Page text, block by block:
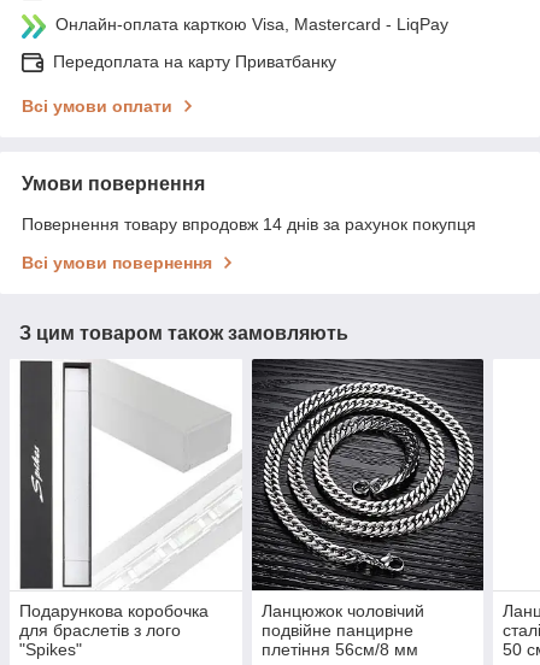
Онлайн-оплата карткою Visa, Mastercard - LiqPay
Передоплата на карту Приватбанку
Всі умови оплати
Умови повернення
Повернення товару впродовж 14 днів за рахунок покупця
Всі умови повернення
З цим товаром також замовляють
Подарункова коробочка
для браслетів з лого
"Spikes"
Ланцюжок чоловічий
подвійне панцирне
плетіння 56см/8 мм
50